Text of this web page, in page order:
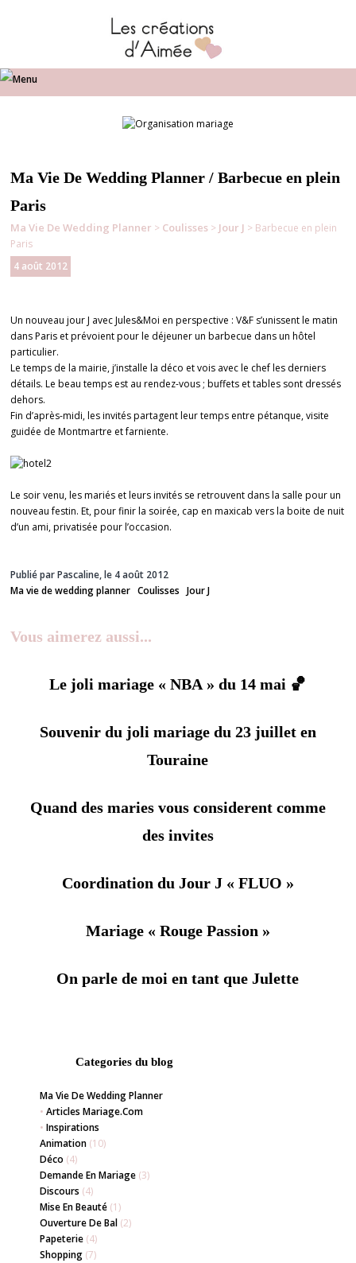
Ma Vie De Wedding Planner / Barbecue en plein
Paris
Ma Vie De Wedding Planner > Coulisses > Jour J > Barbecue en plein
Paris
4 août 2012
Un nouveau jour J avec Jules&Moi en perspective : V&F s’unissent le matin
dans Paris et prévoient pour le déjeuner un barbecue dans un hôtel
particulier.
Le temps de la mairie, j’installe la déco et vois avec le chef les derniers
détails. Le beau temps est au rendez-vous ; buffets et tables sont dressés
dehors.
Fin d’après-midi, les invités partagent leur temps entre pétanque, visite
guidée de Montmartre et farniente.
Le soir venu, les mariés et leurs invités se retrouvent dans la salle pour un
nouveau festin. Et, pour finir la soirée, cap en maxicab vers la boite de nuit
d’un ami, privatisée pour l’occasion.
Publié par Pascaline, le 4 août 2012
Ma vie de wedding planner Coulisses Jour J
Vous aimerez aussi...
Le joli mariage « NBA » du 14 mai 🏀
Souvenir du joli mariage du 23 juillet en
Touraine
Quand des maries vous considerent comme
des invites
Coordination du Jour J « FLUO »
Mariage « Rouge Passion »
On parle de moi en tant que Julette
Categories du blog
Ma Vie De Wedding Planner
• Articles Mariage.com
• Inspirations
Animation(10)
Déco (4)
Demande En Mariage(3)
Discours (4)
Mise En Beauté(1)
Ouverture De Bal(2)
Papeterie(4)
Shopping(7)